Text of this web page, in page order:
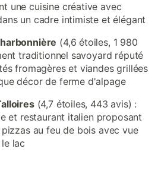
une cuisine créative avec
un cadre intimiste et élégant
(4,6 étoiles, 1 980
traditionnel savoyard réputé
fromagères et viandes grillées
décor de ferme d'alpage
(4,7 étoiles, 443 avis) :
et restaurant italien proposant
au feu de bois avec vue
lac